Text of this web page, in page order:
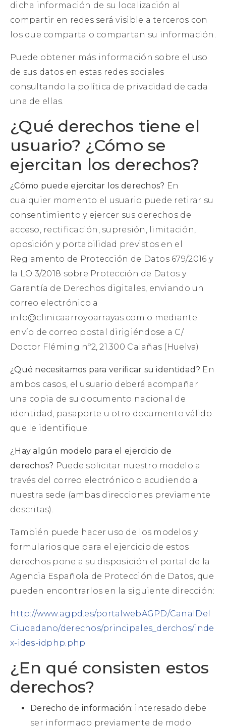
dicha información de su localización al
compartir en redes será visible a terceros con
los que comparta o compartan su información.
Puede obtener más información sobre el uso
de sus datos en estas redes sociales
consultando la política de privacidad de cada
una de ellas.
¿Qué derechos tiene el
usuario? ¿Cómo se
ejercitan los derechos?
¿Cómo puede ejercitar los derechos? En
cualquier momento el usuario puede retirar su
consentimiento y ejercer sus derechos de
acceso, rectificación, supresión, limitación,
oposición y portabilidad previstos en el
Reglamento de Protección de Datos 679/2016 y
la LO 3/2018 sobre Protección de Datos y
Garantía de Derechos digitales, enviando un
correo electrónico a
info@clinicaarroyoarrayas.com o mediante
envío de correo postal dirigiéndose a C/
Doctor Fléming nº2, 21.300 Calañas (Huelva)
¿Qué necesitamos para verificar su identidad? En
ambos casos, el usuario deberá acompañar
una copia de su documento nacional de
identidad, pasaporte u otro documento válido
que le identifique.
¿Hay algún modelo para el ejercicio de
derechos? Puede solicitar nuestro modelo a
través del correo electrónico o acudiendo a
nuestra sede (ambas direcciones previamente
descritas).
También puede hacer uso de los modelos y
formularios que para el ejercicio de estos
derechos pone a su disposición el portal de la
Agencia Española de Protección de Datos, que
pueden encontrarlos en la siguiente dirección:
http://www.agpd.es/portalwebAGPD/CanalDel
Ciudadano/derechos/principales_derchos/inde
x-ides-idphp.php
¿En qué consisten estos
derechos?
Derecho de información: interesado debe
ser informado previamente de modo